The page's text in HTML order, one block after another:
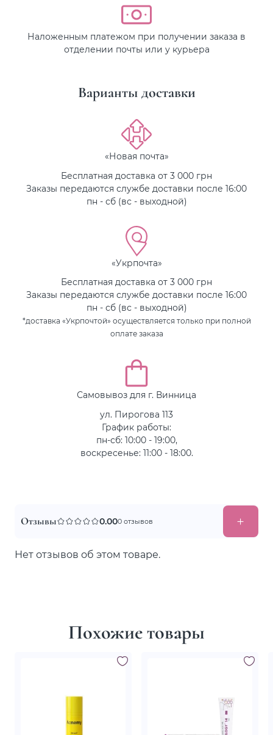
Наложенным платежом при получении заказа в
отделении почты или у курьера
Варианты доставки
«Новая почта»
Бесплатная доставка от 3 000 грн
Заказы передаются службе доставки после 16:00
пн - сб (вс - выходной)
«Укрпочта»
Бесплатная доставка от 3 000 грн
Заказы передаются службе доставки после 16:00
пн - сб (вс - выходной)
*доставка «Укрпочтой» осуществляется только при полной
оплате заказа
Самовывоз для г. Винница
ул. Пирогова 113
График работы:
пн-сб: 10:00 - 19:00,
воскресенье: 11:00 - 18:00.
Отзывы 0.000 отзывов
Нет отзывов об этом товаре.
Похожие товары